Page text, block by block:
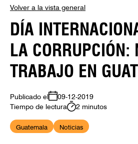
Volver a la vista general
DÍA
LA CORRUPCIÓN:
TRABAJO EN
Publicado el 09-12-2019
Tiempo de lectura 2 minutos
Guatemala Noticias